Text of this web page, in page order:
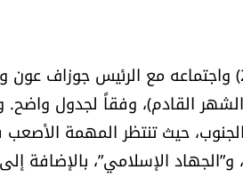
زيارة الرئيس الفلسطيني محمود عباس الأخيرة إلى بيروت (أيار 2025) واجتماعه
القادم)، وفقاً لجدول واضح.
حيث تنتظر المهمة
الإسلامي”، بالإضافة